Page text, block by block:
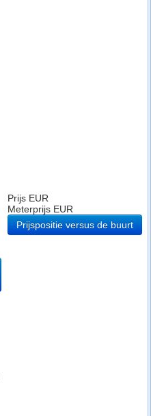
Prijs EUR
Meterprijs EUR
Prijspositie versus de buurt